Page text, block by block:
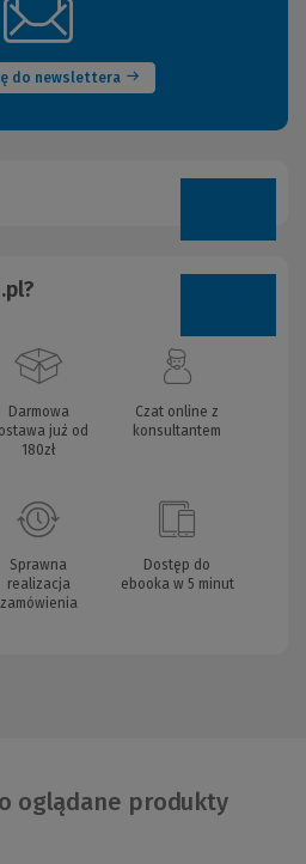
do newslettera
(Nowe
okno)
Darmowa
już od
180zł
Czat online z
konsultantem
Sprawna
realizacja
zamówienia
Dostęp do
ebooka w 5 minut
oglądane produkty